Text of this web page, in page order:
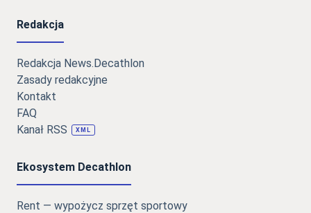
Redakcja
Redakcja News.Decathlon
Zasady redakcyjne
Kontakt
FAQ
Kanał RSS
XML
Ekosystem Decathlon
Rent — wypożycz sprzęt sportowy